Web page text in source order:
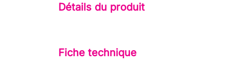
Détails du produit
Fiche technique